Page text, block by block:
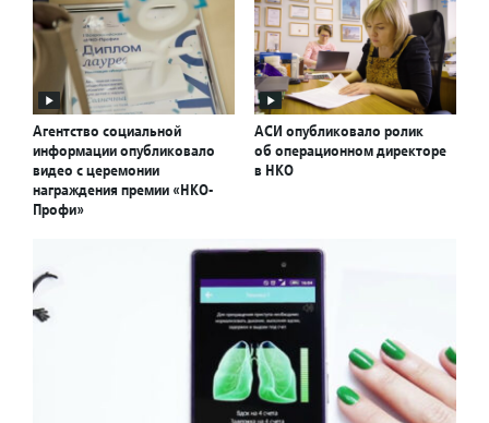
Агентство социальной
информации опубликовало
видео с церемонии
награждения премии «НКО-
Профи»
АСИ опубликовало ролик
об операционном директоре
в НКО